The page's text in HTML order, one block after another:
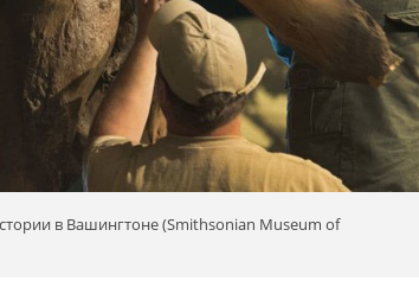
в Вашингтоне (Smithsonian Museum of